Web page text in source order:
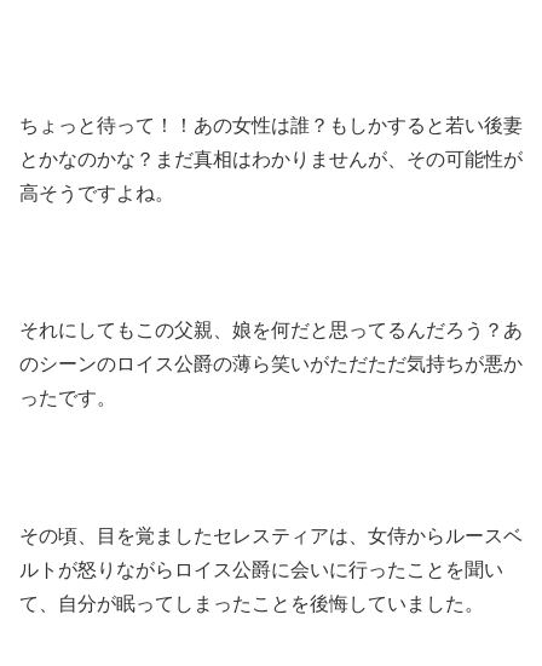
ちょっと待って！！あの女性は誰？もしかすると若い後妻
とかなのかな？まだ真相はわかりませんが、その可能性が
高そうですよね。
それにしてもこの父親、娘を何だと思ってるんだろう？あ
のシーンのロイス公爵の薄ら笑いがただただ気持ちが悪か
ったです。
その頃、目を覚ましたセレスティアは、女侍からルースベ
ルトが怒りながらロイス公爵に会いに行ったことを聞い
て、自分が眠ってしまったことを後悔していました。